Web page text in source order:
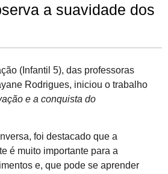
a suavidade dos
(Infantil 5), das professoras
Rodrigues, iniciou o trabalho
e a conquista do
foi destacado que a
é muito importante para a
e, que pode se aprender